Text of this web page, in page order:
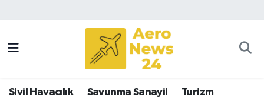
Sivil Havacılık Savunma Sanayii Turizm